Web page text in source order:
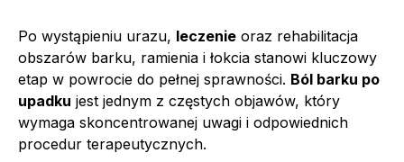
Po wystąpieniu urazu, leczenie oraz rehabilitacja
obszarów barku, ramienia i łokcia stanowi kluczowy
etap w powrocie do pełnej sprawności. Ból barku po
upadku jest jednym z częstych objawów, który
wymaga skoncentrowanej uwagi i odpowiednich
procedur terapeutycznych.